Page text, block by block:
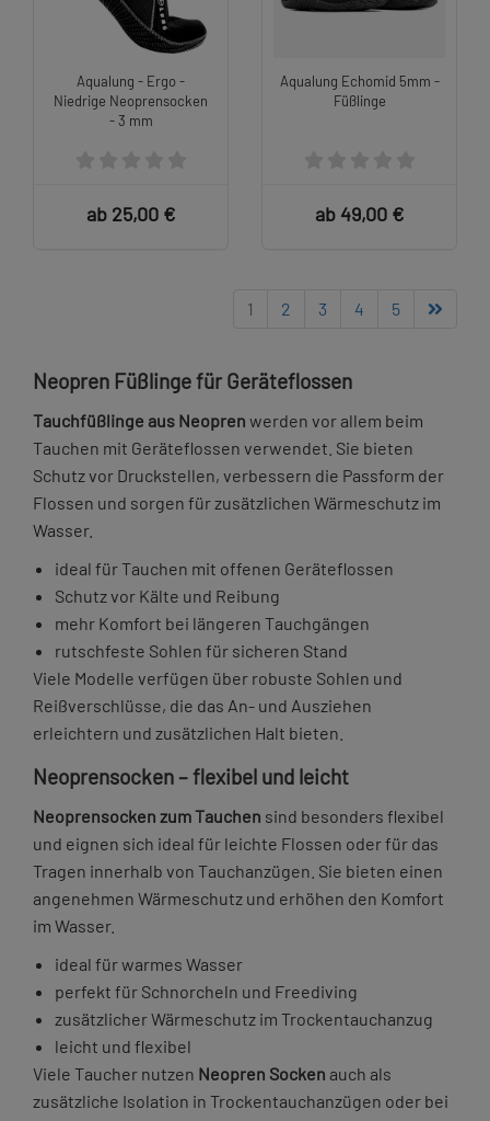
Aqualung - Ergo -
Niedrige Neoprensocken
- 3 mm
ab 25,00 €
Aqualung Echomid 5mm -
Füßlinge
ab 49,00 €
1 2 3 4 5
Neopren Füßlinge für Geräteflossen
Tauchfüßlinge aus Neopren werden vor allem beim
Tauchen mit Geräteflossen verwendet. Sie bieten
Schutz vor Druckstellen, verbessern die Passform der
Flossen und sorgen für zusätzlichen Wärmeschutz im
Wasser.
ideal für Tauchen mit offenen Geräteflossen
Schutz vor Kälte und Reibung
mehr Komfort bei längeren Tauchgängen
rutschfeste Sohlen für sicheren Stand
Viele Modelle verfügen über robuste Sohlen und
Reißverschlüsse, die das An- und Ausziehen
erleichtern und zusätzlichen Halt bieten.
Neoprensocken – flexibel und leicht
Neoprensocken zum Tauchen sind besonders flexibel
und eignen sich ideal für leichte Flossen oder für das
Tragen innerhalb von Tauchanzügen. Sie bieten einen
angenehmen Wärmeschutz und erhöhen den Komfort
im Wasser.
ideal für warmes Wasser
perfekt für Schnorcheln und Freediving
zusätzlicher Wärmeschutz im Trockentauchanzug
leicht und flexibel
Viele Taucher nutzen Neopren Socken auch als
zusätzliche Isolation in Trockentauchanzügen oder bei